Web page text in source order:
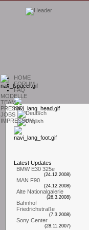
HOME
FORUM
FAQ
MODELLE
TEAM
PRESSE
JOBS
IMPRESSUM
L atest Updates
BMW E30 325e
(24.12.2008)
MAN F90
(24.12.2008)
Alte Nationalgalerie
(26.3.2008)
Bahnhof
Friedrichstraße
(7.3.2008)
Sony Center
(28.11.2007)